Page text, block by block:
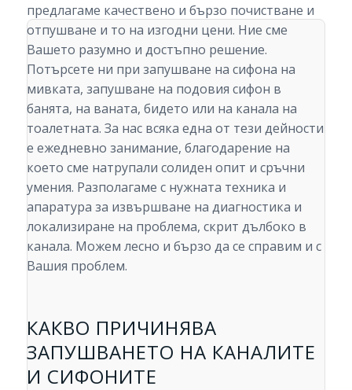
предлагаме качествено и бързо почистване и
отпушване и то на изгодни цени. Ние сме
Вашето разумно и достъпно решение.
Потърсете ни при запушване на сифона на
мивката, запушване на подовия сифон в
банята, на ваната, бидето или на канала на
тоалетната. За нас всяка една от тези дейности
е ежедневно занимание, благодарение на
което сме натрупали солиден опит и сръчни
умения. Разполагаме с нужната техника и
апаратура за извършване на диагностика и
локализиране на проблема, скрит дълбоко в
канала. Можем лесно и бързо да се справим и с
Вашия проблем.
КАКВО ПРИЧИНЯВА
ЗАПУШВАНЕТО НА КАНАЛИТЕ
И СИФОНИТЕ